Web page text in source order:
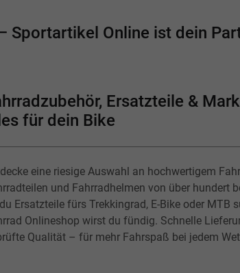
Sportartikel Online ist dein
Ersatzteile &
für dein Bike
eine riesige Auswahl an hochwertigem
und Fahrradhelmen von über hundert
Ersatzteile fürs Trekkingrad, E-Bike oder MTB
Onlineshop wirst du fündig. Schnelle
Qualität – für mehr Fahrspaß bei jedem